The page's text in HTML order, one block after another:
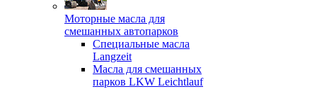
Моторные масла для
смешанных автопарков
Специальные масла
Langzeit
Масла для смешанных
парков LKW Leichtlauf